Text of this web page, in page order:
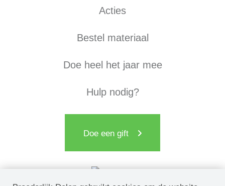
Acties
Bestel materiaal
Doe heel het jaar mee
Hulp nodig?
Doe een gift